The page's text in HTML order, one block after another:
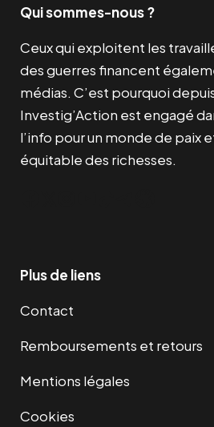
Qui sommes-nous ?
Ceux qui exploitent les
des guerres financent
médias. C’est pourquoi
Investig’Action est engagé
l’info pour un monde de paix
équitable des richesses.
Plus de liens
Contact
Remboursements et retours
Mentions légales
Cookies